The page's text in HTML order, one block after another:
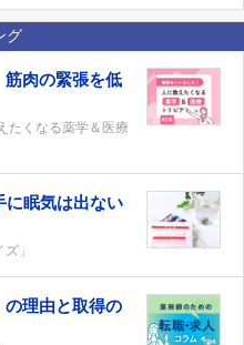
グ
肉の緊張を低
たくなる薬学＆医療
に眠気は出ない
」
理由と取得の